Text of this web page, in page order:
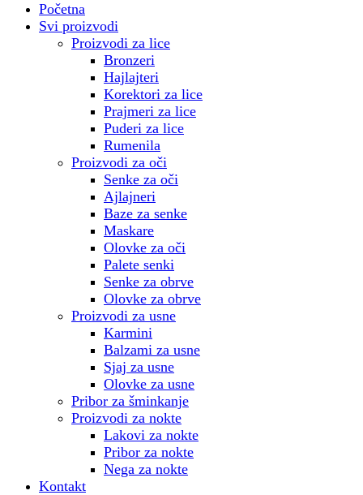
Početna
Svi proizvodi
Proizvodi za lice
Bronzeri
Hajlajteri
Korektori za lice
Prajmeri za lice
Puderi za lice
Rumenila
Proizvodi za oči
Senke za oči
Ajlajneri
Baze za senke
Maskare
Olovke za oči
Palete senki
Senke za obrve
Olovke za obrve
Proizvodi za usne
Karmini
Balzami za usne
Sjaj za usne
Olovke za usne
Pribor za šminkanje
Proizvodi za nokte
Lakovi za nokte
Pribor za nokte
Nega za nokte
Kontakt